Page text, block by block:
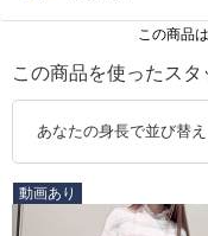
この商品
この商品を使ったスタ
あなたの身長で並び替え
動画あり